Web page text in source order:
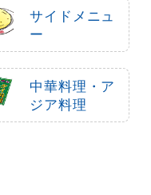
トのぼり旗 沖縄
円 税込